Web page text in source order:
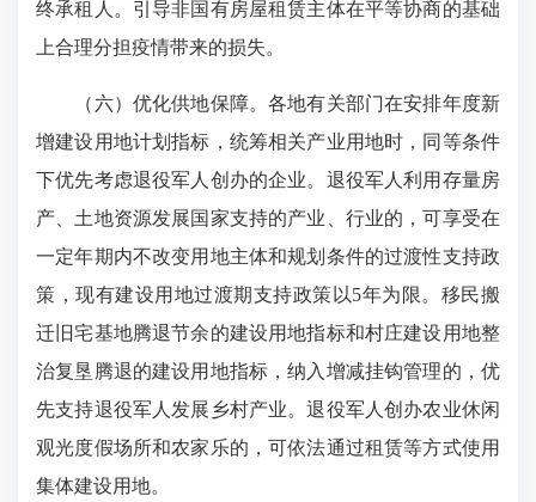
终承租人。引导非国有房屋租赁主体在平等协商的基础
上合理分担疫情带来的损失。
（六）优化供地保障。各地有关部门在安排年度新
增建设用地计划指标，统筹相关产业用地时，同等条件
下优先考虑退役军人创办的企业。退役军人利用存量房
产、土地资源发展国家支持的产业、行业的，可享受在
一定年期内不改变用地主体和规划条件的过渡性支持政
策，现有建设用地过渡期支持政策以5年为限。移民搬
迁旧宅基地腾退节余的建设用地指标和村庄建设用地整
治复垦腾退的建设用地指标，纳入增减挂钩管理的，优
先支持退役军人发展乡村产业。退役军人创办农业休闲
观光度假场所和农家乐的，可依法通过租赁等方式使用
集体建设用地。